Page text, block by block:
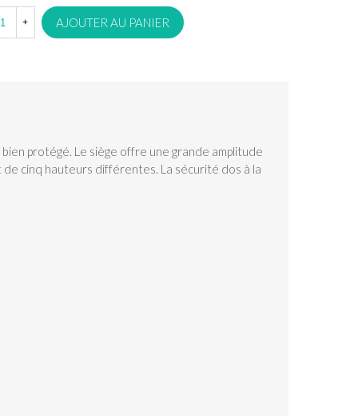
+ AJOUTER AU PANIER
protégé. Le siège offre une grande amplitude
cinq hauteurs différentes. La sécurité dos à la